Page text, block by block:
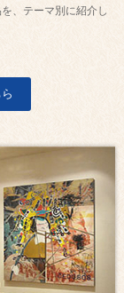
、テーマ別に紹介し